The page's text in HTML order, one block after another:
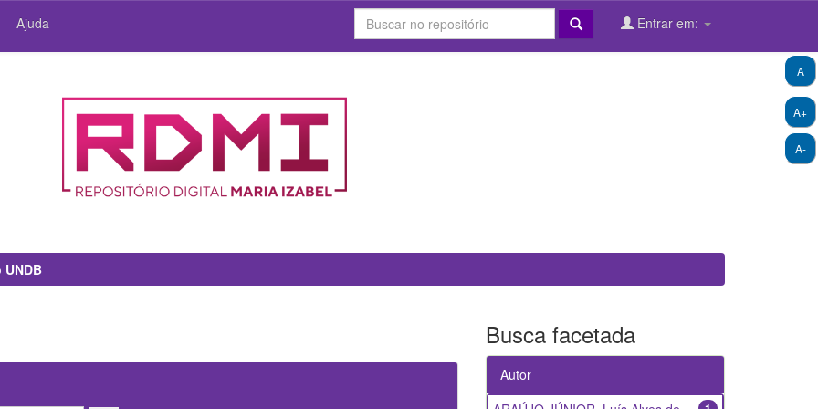
Ajuda Entrar em:
A+
A-
A
Busca facetada
Autor